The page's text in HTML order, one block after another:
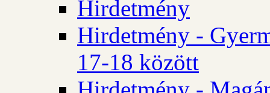
Hirdetmény
Hirdetmény -
17-18 között